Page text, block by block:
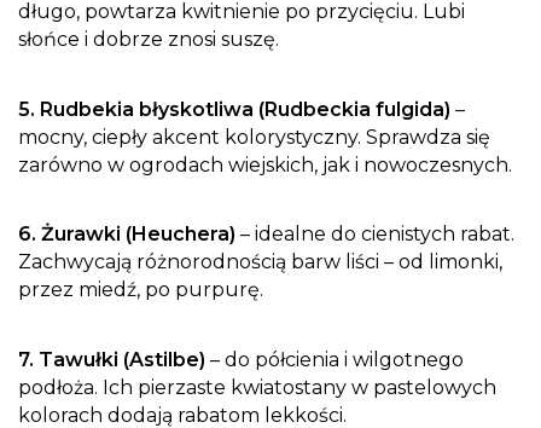
długo, powtarza kwitnienie po przycięciu. Lubi
słońce i dobrze znosi suszę.
5. Rudbekia błyskotliwa (Rudbeckia fulgida) –
mocny, ciepły akcent kolorystyczny. Sprawdza się
zarówno w ogrodach wiejskich, jak i nowoczesnych.
6. Żurawki (Heuchera) – idealne do cienistych rabat.
Zachwycają różnorodnością barw liści – od limonki,
przez miedź, po purpurę.
7. Tawułki (Astilbe) – do półcienia i wilgotnego
podłoża. Ich pierzaste kwiatostany w pastelowych
kolorach dodają rabatom lekkości.